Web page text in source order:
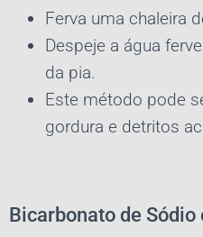
Ferva uma chaleira
Despeje a água
da pia.
Este método pode
gordura e detritos
Bicarbonato de Sódio